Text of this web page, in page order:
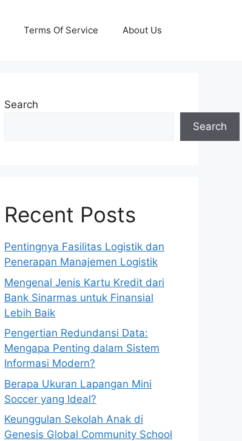
Terms Of Service About Us
Search
Search
Recent Posts
Pentingnya Fasilitas Logistik dan
Penerapan Manajemen Logistik
Mengenal Jenis Kartu Kredit dari
Bank Sinarmas untuk Finansial
Lebih Baik
Pengertian Redundansi Data:
Mengapa Penting dalam Sistem
Informasi Modern?
Berapa Ukuran Lapangan Mini
Soccer yang Ideal?
Keunggulan Sekolah Anak di
Genesis Global Community School